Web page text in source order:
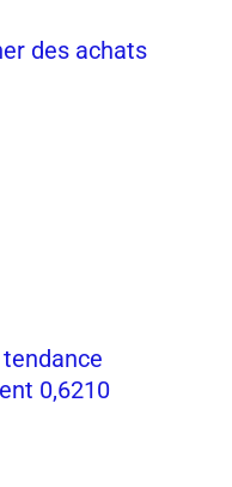
des achats
0,6210